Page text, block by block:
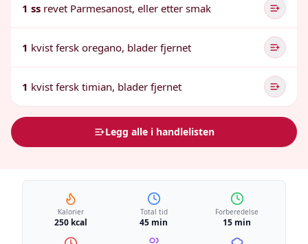
1 ss revet Parmesanost, eller etter smak
1 kvist fersk oregano, blader fjernet
1 kvist fersk timian, blader fjernet
Legg alle i handlelisten
Kalorier
250 kcal
Total tid
45 min
Forberedelse
15 min